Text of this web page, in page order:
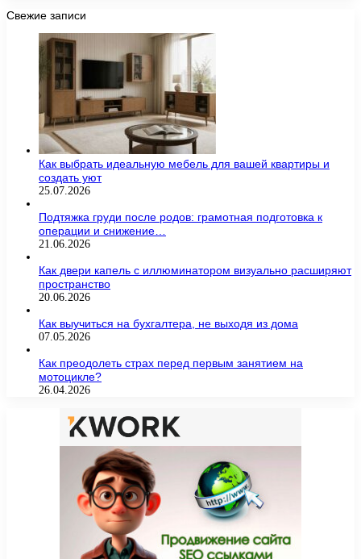
Свежие записи
Как выбрать идеальную мебель для вашей квартиры и
создать уют
25.07.2026
Подтяжка груди после родов: грамотная подготовка к
операции и снижение…
21.06.2026
Как двери капель с иллюминатором визуально расширяют
пространство
20.06.2026
Как выучиться на бухгалтера, не выходя из дома
07.05.2026
Как преодолеть страх перед первым занятием на
мотоцикле?
26.04.2026